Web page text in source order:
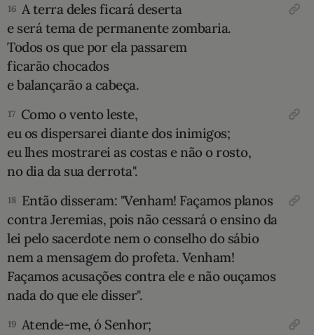
16 A terra deles ficará deserta
e será tema de permanente zombaria.
Todos os que por ela passarem
ficarão chocados
e balançarão a cabeça.
17 Como o vento leste,
eu os dispersarei diante dos inimigos;
eu lhes mostrarei as costas e não o rosto,
no dia da sua derrota".
18 Então disseram: "Venham! Façamos planos
contra Jeremias, pois não cessará o ensino da
lei pelo sacerdote nem o conselho do sábio
nem a mensagem do profeta. Venham!
Façamos acusações contra ele e não ouçamos
nada do que ele disser".
19 Atende-me, ó Senhor;